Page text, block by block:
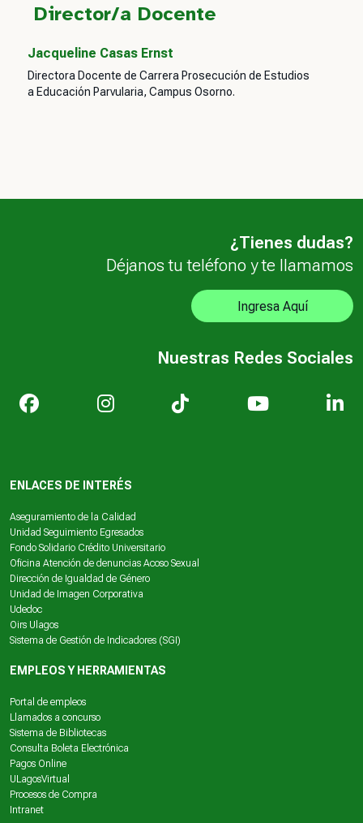
Director/a Docente
Jacqueline Casas Ernst
Directora Docente de Carrera Prosecución de Estudios
a Educación Parvularia, Campus Osorno.
ENLACES DE INTERÉS
Aseguramiento de la Calidad
Unidad Seguimiento Egresados
Fondo Solidario Crédito Universitario
Oficina Atención de denuncias Acoso Sexual
Dirección de Igualdad de Género
Unidad de Imagen Corporativa
Udedoc
Oirs Ulagos
Sistema de Gestión de Indicadores (SGI)
EMPLEOS Y HERRAMIENTAS
Portal de empleos
Llamados a concurso
Sistema de Bibliotecas
Consulta Boleta Electrónica
Pagos Online
ULagosVirtual
Procesos de Compra
Intranet
¿Tienes dudas?
Déjanos tu teléfono y te llamamos
Ingresa Aquí
Nuestras Redes Sociales